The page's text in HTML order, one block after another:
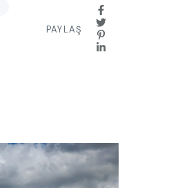
PAYLAŞ